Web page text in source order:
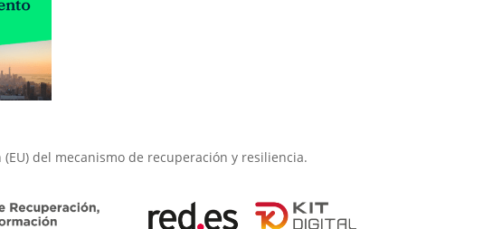
del mecanismo de recuperación y resiliencia.